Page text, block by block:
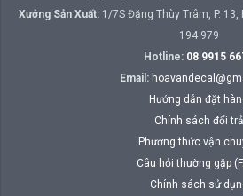
Xưởng Sản Xuất: 1/7S Đặng Thùy Trâm, P. 13,
194 979
Hotline: 08 9915
Email:
Hướng dẫn đặt
Chính sách đổi trả
Phương thức vận
Câu hỏi thường gặp
Chính sách sử